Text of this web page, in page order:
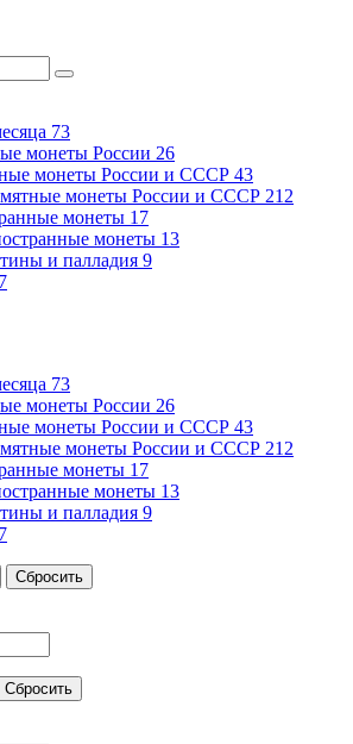
73
монеты России 26
монеты России и СССР 43
монеты России и СССР 212
монеты 17
монеты 13
и палладия 9
73
монеты России 26
монеты России и СССР 43
монеты России и СССР 212
монеты 17
монеты 13
и палладия 9
Сбросить
Сбросить